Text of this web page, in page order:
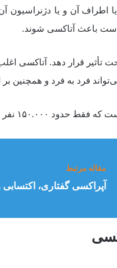
آن و یا دژنراسیون
است باعث آتاکسی شوند.
تأثیر قرار دهد. آتاکسی
فرد به فرد و همچنین
متحده به آن مبتلا هستند.
مقاله مرتبط
آپراکسی گفتاری، اکتسابی